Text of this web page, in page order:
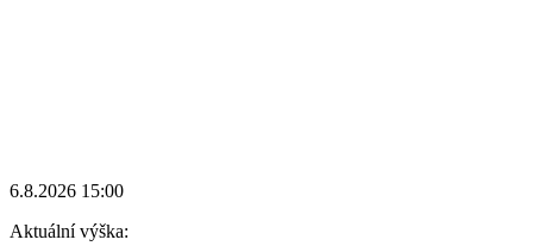
6.8.2026 15:00
Aktuální výška: